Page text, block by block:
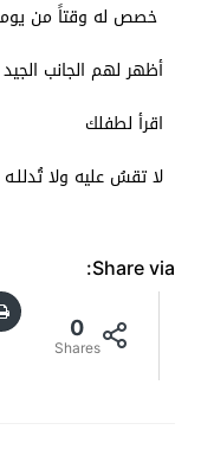
خصص له وقتاً من
أظهر لهم الجانب
اقرأ لطفلك
لا تقسُ عليه ولا
Share via:
0
Shares